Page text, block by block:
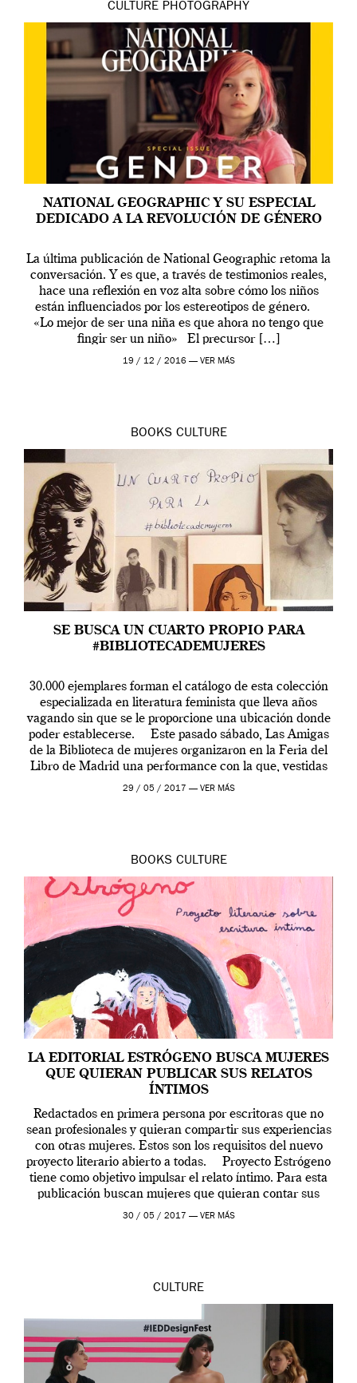
CULTURE PHOTOGRAPHY
NATIONAL GEOGRAPHIC Y SU ESPECIAL
DEDICADO A LA REVOLUCIÓN DE GÉNERO
La última publicación de National Geographic retoma la
conversación. Y es que, a través de testimonios reales,
hace una reflexión en voz alta sobre cómo los niños
están influenciados por los estereotipos de género.
«Lo mejor de ser una niña es que ahora no tengo que
fingir ser un niño» El precursor […]
19 / 12 / 2016 — VER MÁS
BOOKS CULTURE
SE BUSCA UN CUARTO PROPIO PARA
#BIBLIOTECADEMUJERES
30.000 ejemplares forman el catálogo de esta colección
especializada en literatura feminista que lleva años
vagando sin que se le proporcione una ubicación donde
poder establecerse. Este pasado sábado, Las Amigas
de la Biblioteca de mujeres organizaron en la Feria del
Libro de Madrid una performance con la que, vestidas
con una capelina roja emulaban “El […]
29 / 05 / 2017 — VER MÁS
BOOKS CULTURE
LA EDITORIAL ESTRÓGENO BUSCA MUJERES
QUE QUIERAN PUBLICAR SUS RELATOS
ÍNTIMOS
Redactados en primera persona por escritoras que no
sean profesionales y quieran compartir sus experiencias
con otras mujeres. Estos son los requisitos del nuevo
proyecto literario abierto a todas. Proyecto Estrógeno
tiene como objetivo impulsar el relato íntimo. Para esta
publicación buscan mujeres que quieran contar sus
experiencias desde un punto de vista […]
30 / 05 / 2017 — VER MÁS
CULTURE